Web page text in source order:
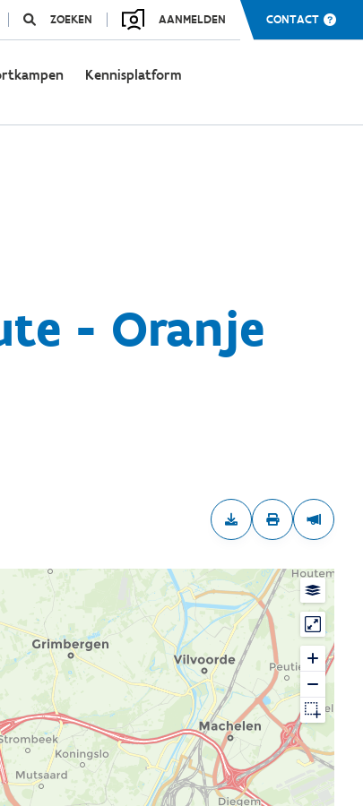
ZOEKEN AANMELDEN CONTACT
Kennisplatform
- Oranje